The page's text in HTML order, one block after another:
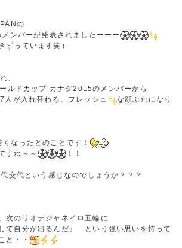
の
ンバーが発表されましたーーー
ずっています笑）
、
ルドカップ カナダ2015のメンバーから
人が入れ替わる、フレッシュ
な顔ぶれになり
なったとのことです！
すね～～
！！
交代という感じなのでしょうか？？？
次のリオデジャネイロ五輪に
て自分が出るんだ』 という強い思いを持って
と・・